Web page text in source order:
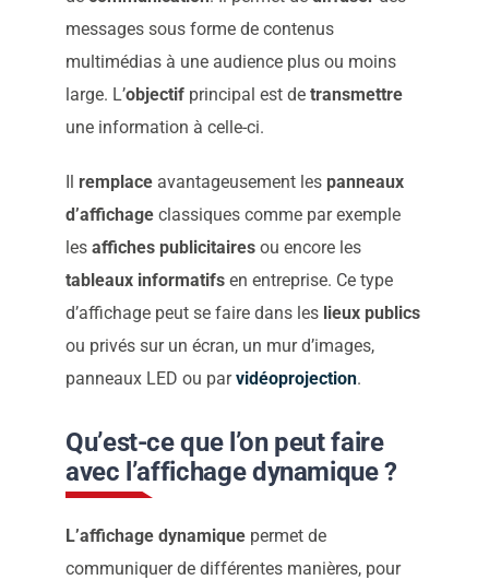
messages sous forme de contenus
multimédias à une audience plus ou moins
large. L’objectifprincipal est de transmettre
une information à celle-ci.
Il remplaceavantageusement les panneaux
d’affichageclassiques comme par exemple
les affiches publicitaires ou encore les
tableaux informatifs en entreprise. Ce type
d’affichage peut se faire dans les lieux publics
ou privés sur un écran, un mur d’images,
panneaux LED ou parvidéoprojection.
Qu’est-ce que l’on peut faire
avec l’affichage dynamique ?
L’affichage dynamiquepermet de
communiquer de différentes manières, pour